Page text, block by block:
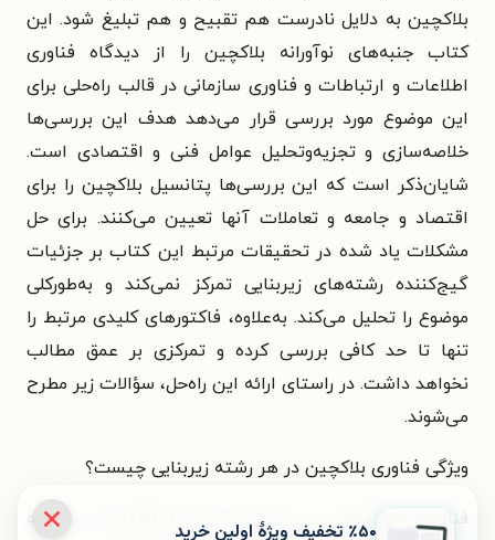
بلاکچین به دلایل نادرست هم تقبیح و هم تبلیغ شود. این
کتاب جنبه‌های نوآورانه بلاکچین را از دیدگاه فناوری
اطلاعات و ارتباطات و فناوری سازمانی در قالب راه‌حلی برای
این موضوع مورد بررسی قرار می‌دهد هدف این بررسی‌ها
خلاصه‌سازی و تجزیه‌وتحلیل عوامل فنی و اقتصادی است.
شایان‌ذکر است که این بررسی‌ها پتانسیل بلاکچین را برای
اقتصاد و جامعه و تعاملات آنها تعیین می‌کنند. برای حل
مشکلات یاد شده در تحقیقات مرتبط این کتاب بر جزئیات
گیج‌کننده رشته‌های زیربنایی تمرکز نمی‌کند و به‌طورکلی
موضوع را تحلیل می‌کند. به‌علاوه، فاکتورهای کلیدی مرتبط را
تنها تا حد کافی بررسی کرده و تمرکزی بر عمق مطالب
نخواهد داشت. در راستای ارائه این راه‌حل، سؤالات زیر مطرح
می‌شوند.
ویژگی فناوری بلاکچین در هر رشته زیربنایی چیست؟
فناوری بلاکچین در سطح کلان (ماکرو)، مورد چه
٪۵۰ تخفیف ویژۀ اولین خرید